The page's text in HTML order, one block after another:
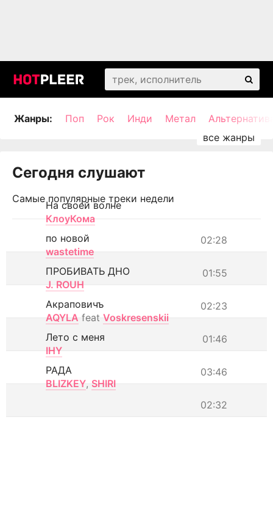
Жанры: Поп Рок Инди Метал
Сегодня слушают
Самые популярные треки недели
На своей волне
КлоуКома
02:28
по новой
wastetime
01:55
ПРОБИВАТЬ ДНО
J. ROUH
02:23
Акраповичъ
AQYLA feat Voskresenskii
01:46
Лето с меня
IHY
03:46
РАДА
BLIZKEY, SHIRI
02:32